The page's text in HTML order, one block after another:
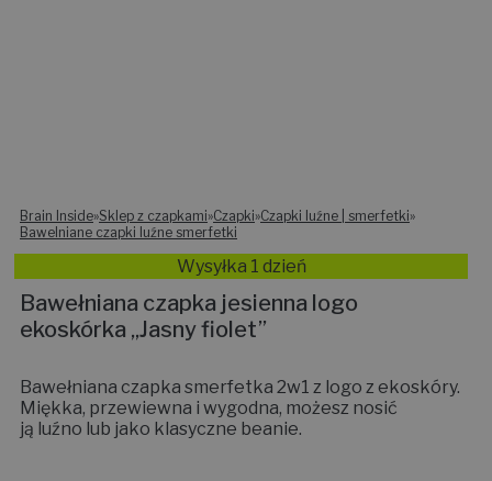
Brain Inside»Sklep z czapkami»Czapki»Czapki luźne | smerfetki»
Bawelniane czapki luźne smerfetki
Wysyłka 1 dzień
Bawełniana czapka jesienna logo
ekoskórka „Jasny fiolet”
Bawełniana czapka smerfetka 2w1 z logo z ekoskóry.
Miękka, przewiewna i wygodna, możesz nosić
ją luźno lub jako klasyczne beanie.